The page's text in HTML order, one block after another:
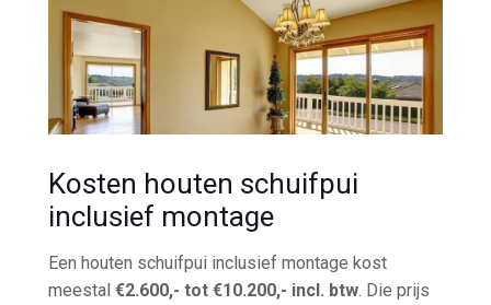
Kosten houten schuifpui
inclusief montage
Een houten schuifpui inclusief montage kost
meestal€2.600,- tot €10.200,- incl. btw. Die prijs